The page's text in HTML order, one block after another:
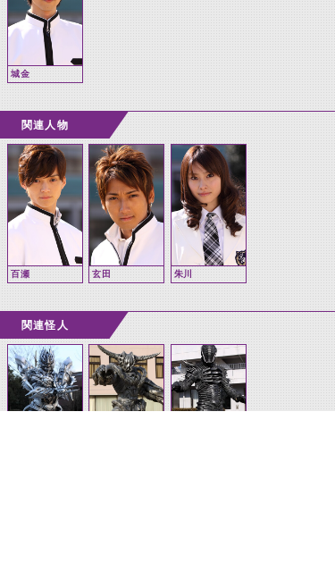
城金
関連人物
百瀬 玄田 朱川
関連怪人